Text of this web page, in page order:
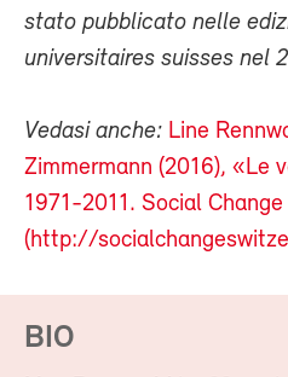
stato pubblicato nelle
universitaires suisses nel
Vedasi anche: Line
Zimmermann (2016), «Le
1971-2011. Social
(http://
BIO